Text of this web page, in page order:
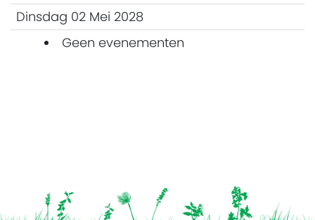
Dinsdag 02 Mei 2028
Geen evenementen